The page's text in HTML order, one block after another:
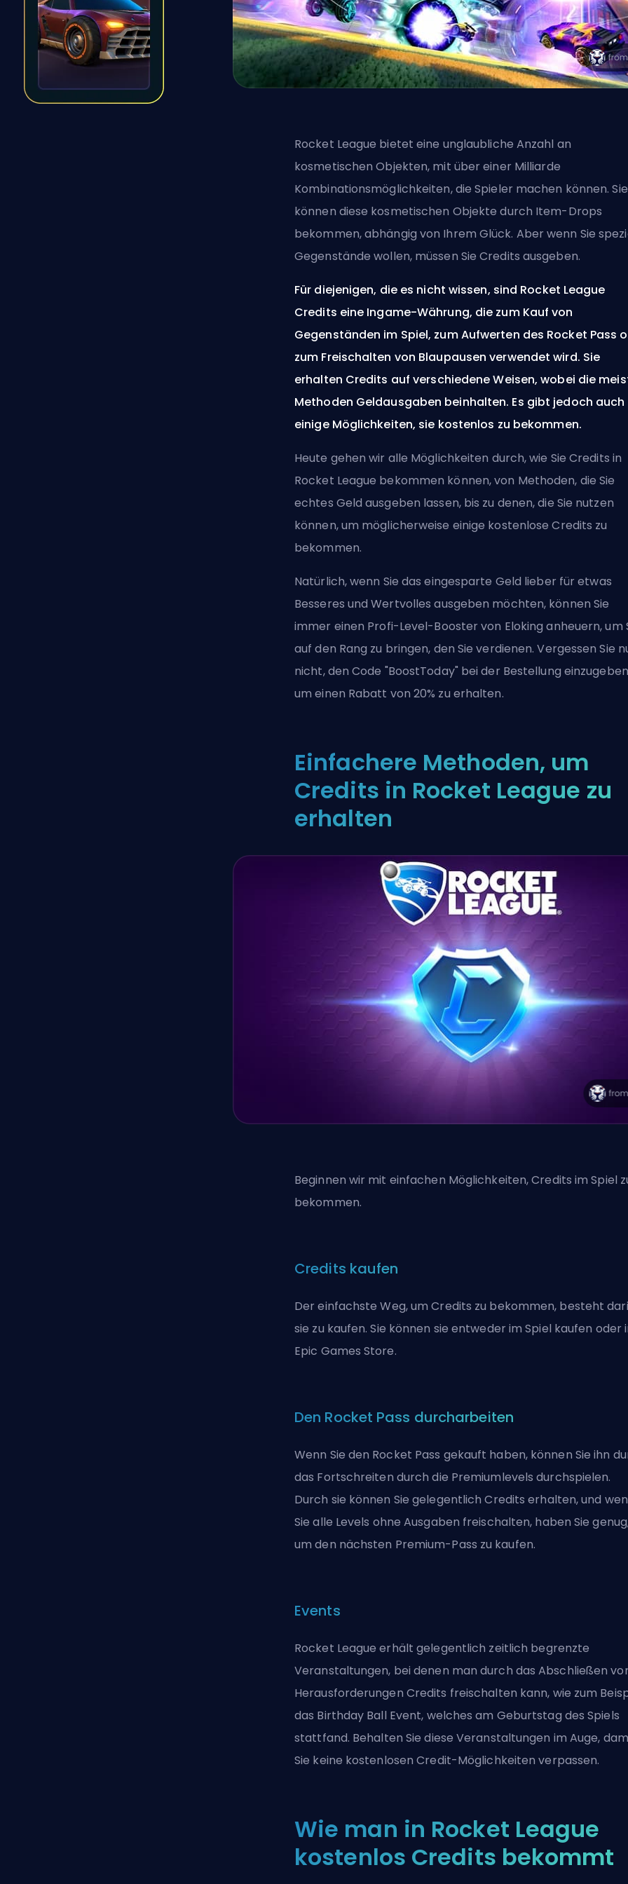
Rocket League bietet eine unglaubliche Anzahl an
kosmetischen Objekten, mit über einer Milliarde
Kombinationsmöglichkeiten, die Spieler machen können. Sie
können diese kosmetischen Objekte durch Item-Drops
bekommen, abhängig von Ihrem Glück. Aber wenn Sie
Gegenstände wollen, müssen Sie Credits ausgeben.
Für diejenigen, die es nicht wissen, sind Rocket League
Credits eine Ingame-Währung, die zum Kauf von
Gegenständen im Spiel, zum Aufwerten des Rocket Pass
zum Freischalten von Blaupausen verwendet wird. Sie
erhalten Credits auf verschiedene Weisen, wobei die
Methoden Geldausgaben beinhalten. Es gibt jedoch auch
einige Möglichkeiten, sie kostenlos zu bekommen.
Heute gehen wir alle Möglichkeiten durch, wie Sie Credits in
Rocket League bekommen können, von Methoden, die Sie
echtes Geld ausgeben lassen, bis zu denen, die Sie nutzen
können, um möglicherweise einige kostenlose Credits zu
bekommen.
Natürlich, wenn Sie das eingesparte Geld lieber für etwas
Besseres und Wertvolles ausgeben möchten, können Sie
immer einen Profi-Level-Booster von Eloking anheuern, um
auf den Rang zu bringen, den Sie verdienen. Vergessen Sie
nicht, den Code "BoostToday" bei der Bestellung
um einen Rabatt von 20% zu erhalten.
Einfachere Methoden, um
Credits in Rocket League zu
erhalten
Beginnen wir mit einfachen Möglichkeiten, Credits im Spiel
bekommen.
Credits kaufen
Der einfachste Weg, um Credits zu bekommen, besteht
sie zu kaufen. Sie können sie entweder im Spiel kaufen oder
Epic Games Store.
Den Rocket Pass durcharbeiten
Wenn Sie den Rocket Pass gekauft haben, können Sie ihn
das Fortschreiten durch die Premiumlevels durchspielen.
Durch sie können Sie gelegentlich Credits erhalten, und
Sie alle Levels ohne Ausgaben freischalten, haben Sie
um den nächsten Premium-Pass zu kaufen.
Events
Rocket League erhält gelegentlich zeitlich begrenzte
Veranstaltungen, bei denen man durch das Abschließen
Herausforderungen Credits freischalten kann, wie zum
das Birthday Ball Event, welches am Geburtstag des Spiels
stattfand. Behalten Sie diese Veranstaltungen im Auge,
Sie keine kostenlosen Credit-Möglichkeiten verpassen.
Wie man in Rocket League
kostenlos Credits bekommt